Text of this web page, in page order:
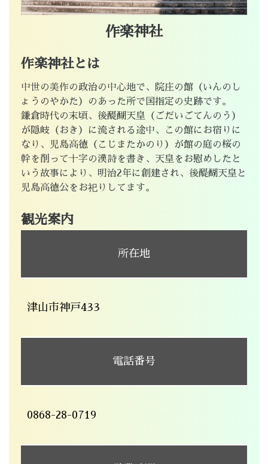
作楽神社
作楽神社とは
中世の美作の政治の中心地で、院庄の館（いんのし
ょうのやかた）のあった所で国指定の史跡です。
鎌倉時代の末頃、後醍醐天皇（ごだいごてんのう）
が隠岐（おき）に流される途中、この館にお宿りに
なり、児島高徳（こじまたかのり）が館の庭の桜の
幹を削って十字の漢詩を書き、天皇をお慰めしたと
いう故事により、明治2年に創建され、後醍醐天皇と
児島高徳公をお祀りしてます。
観光案内
所在地
津山市神戸433
電話番号
0868-28-0719